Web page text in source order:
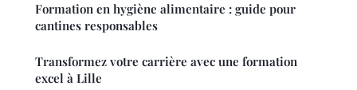
Formation en hygiène alimentaire : guide pour
cantines responsables
Transformez votre carrière avec une formation
excel à Lille